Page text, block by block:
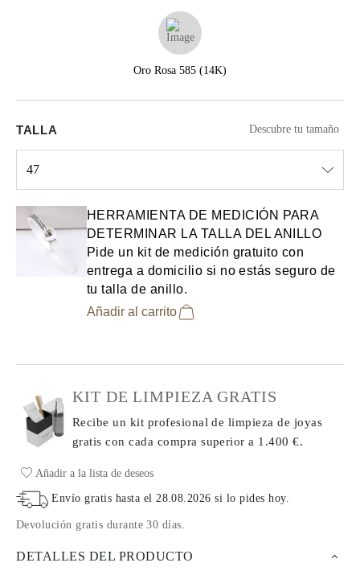
Oro Rosa 585 (14K)
TALLA Descubre tu tamaño
47
HERRAMIENTA DE MEDICIÓN PARA
DETERMINAR LA TALLA DEL ANILLO
Pide un kit de medición gratuito con
entrega a domicilio si no estás seguro de
tu talla de anillo.
Añadir al carrito
KIT DE LIMPIEZA GRATIS
Recibe un kit profesional de limpieza de joyas
gratis con cada comprasuperior a 1.400 €.
Añadir a la lista de deseos
Envío gratis hasta el 28.08.2026 si lo pides hoy.
Devolución gratis durante 30 días
DETALLES DEL PRODUCTO